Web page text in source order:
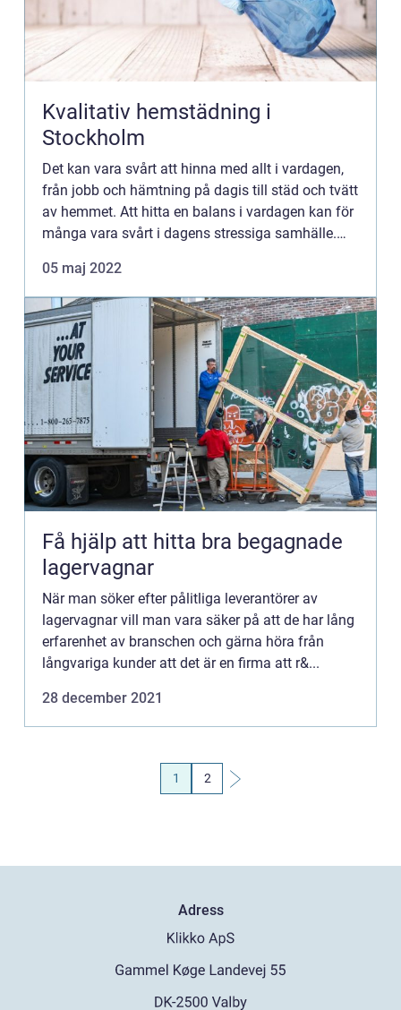
Kvalitativ hemstädning i
Stockholm
Det kan vara svårt att hinna med allt i vardagen,
från jobb och hämtning på dagis till städ och tvätt
av hemmet. Att hitta en balans i vardagen kan för
många vara svårt i dagens stressiga samhälle.
05 maj 2022
Få hjälp att hitta bra begagnade
lagervagnar
När man söker efter pålitliga leverantörer av
lagervagnar vill man vara säker på att de har lång
erfarenhet av branschen och gärna höra från
långvariga kunder att det är en firma att r&...
28 december 2021
1 2
Adress